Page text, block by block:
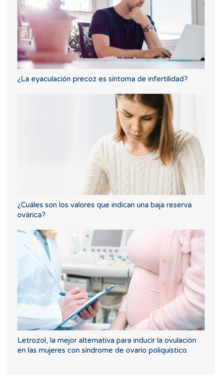
¿La eyaculación precoz es síntoma de infertilidad?
¿Cuáles son los valores que indican una baja reserva
ovárica?
Letrozol, la mejor alternativa para inducir la ovulación
en las mujeres con síndrome de ovario poliquístico.